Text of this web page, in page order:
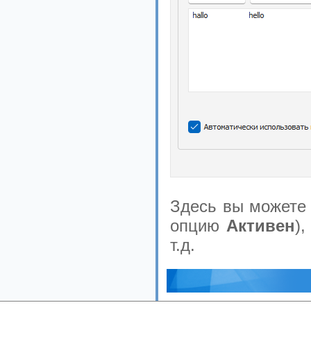
Здесь вы можете
опцию Активен),
т.д.